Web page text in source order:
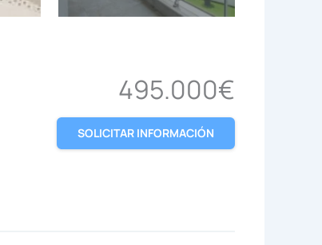
495.000€
SOLICITAR INFORMACIÓN